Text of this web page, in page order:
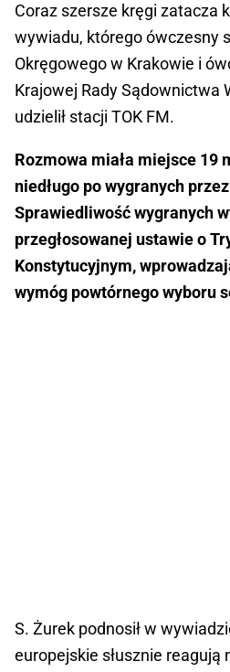
Coraz szersze kręgi zatacza
wywiadu, którego ówczesny
Okręgowego w Krakowie i
Krajowej Rady Sądownictwa
udzielił stacji TOK FM.
Rozmowa miała miejsce 19
niedługo po wygranych
Sprawiedliwość wygranych
przegłosowanej ustawie o
Konstytucyjnym,
wymóg powtórnego wyboru
S. Żurek podnosił w
europejskie słusznie reagują